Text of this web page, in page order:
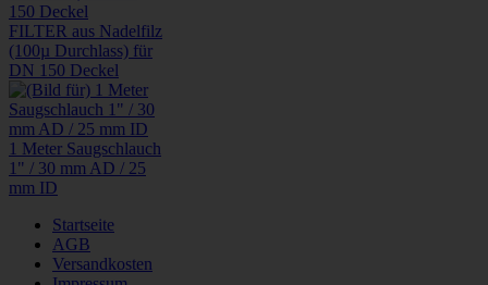
FILTER aus Nadelfilz
(100µ Durchlass) für
DN 150 Deckel
1 Meter Saugschlauch
1" / 30 mm AD / 25
mm ID
Startseite
AGB
Versandkosten